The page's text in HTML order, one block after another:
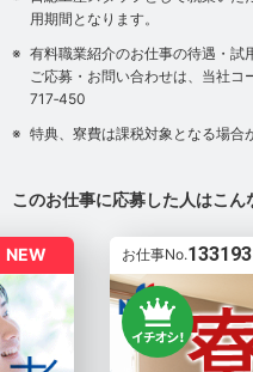
用期間となります。
有料職業紹介のお仕事の待遇・試
ご応募・お問い合わせは、当社
717‐450
特典、寮費は課税対象となる場合
このお仕事に応募した人はこ
NEW お仕事No.133193